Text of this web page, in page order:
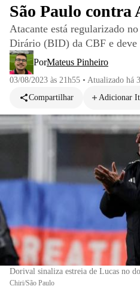
São Paulo contra
Atacante está regularizado
Dirário (BID) da CBF e deve
PorMateus Pinheiro
03/08/2023 às 21h55 • Atualizado há
Compartilhar
Adicionar
Dorival sinaliza estreia de Lucas no
Chiri/São Paulo